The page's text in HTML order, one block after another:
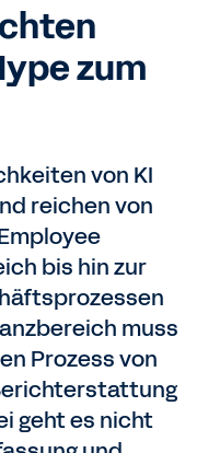
zum
von KI
reichen von
bis hin zur
muss
Prozess von
geht es nicht